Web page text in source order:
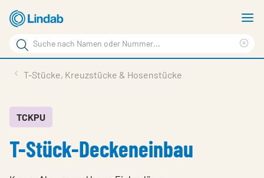
Zum
Hauptinhalt
springen
Suchbegriff
Seite
durchsuchen
Wissen & Service
Inspiration
T-Stücke, Kreuzstücke & Hosenstücke
TCKPU
T-Stück-Deckeneinbau